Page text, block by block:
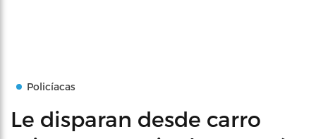
Policíacas
Le disparan desde carro